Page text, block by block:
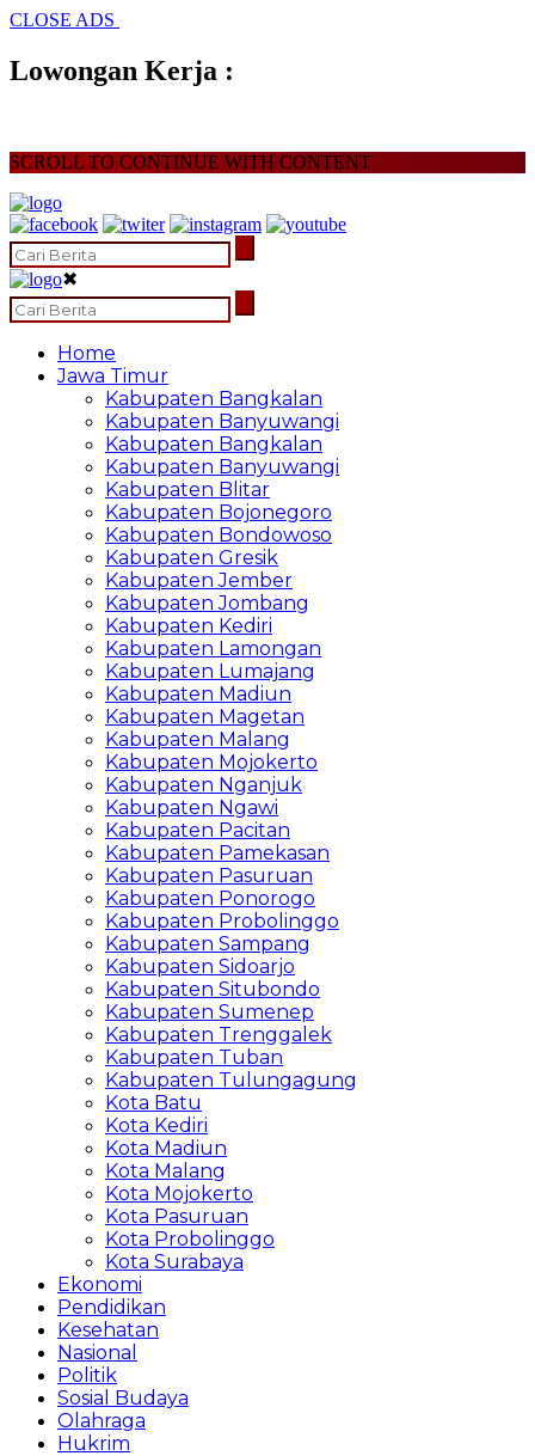
CLOSE ADS
Lowongan Kerja :
SCROLL TO CONTINUE WITH CONTENT
✖
Home
Jawa Timur
Kabupaten Bangkalan
Kabupaten Banyuwangi
Kabupaten Bangkalan
Kabupaten Banyuwangi
Kabupaten Blitar
Kabupaten Bojonegoro
Kabupaten Bondowoso
Kabupaten Gresik
Kabupaten Jember
Kabupaten Jombang
Kabupaten Kediri
Kabupaten Lamongan
Kabupaten Lumajang
Kabupaten Madiun
Kabupaten Magetan
Kabupaten Malang
Kabupaten Mojokerto
Kabupaten Nganjuk
Kabupaten Ngawi
Kabupaten Pacitan
Kabupaten Pamekasan
Kabupaten Pasuruan
Kabupaten Ponorogo
Kabupaten Probolinggo
Kabupaten Sampang
Kabupaten Sidoarjo
Kabupaten Situbondo
Kabupaten Sumenep
Kabupaten Trenggalek
Kabupaten Tuban
Kabupaten Tulungagung
Kota Batu
Kota Kediri
Kota Madiun
Kota Malang
Kota Mojokerto
Kota Pasuruan
Kota Probolinggo
Kota Surabaya
Ekonomi
Pendidikan
Kesehatan
Nasional
Politik
Sosial Budaya
Olahraga
Hukrim